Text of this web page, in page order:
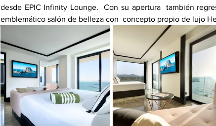
desde EPIC Infinity Lounge.  Con su apertura  también
emblemático salón de belleza con  concepto propio de lujo